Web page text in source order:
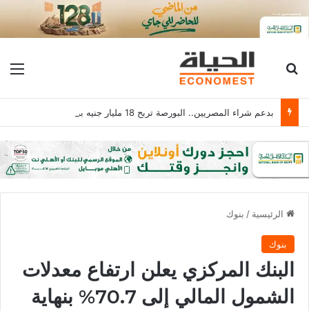
بحث عن
الرئيسية / بنوك
بنوك
البنك المركزي يعلن ارتفاع معدلات
الشمول المالي إلى 70.7% بنهاية